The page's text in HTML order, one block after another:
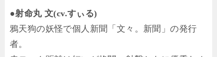
●射命丸 文(cv.すぃる)
鴉天狗の妖怪で個人新聞「文々。新聞」の発行
者。